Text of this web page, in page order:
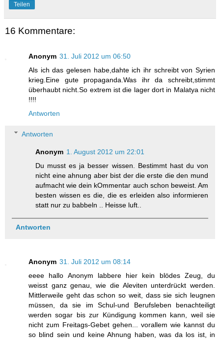
Teilen
16 Kommentare:
Anonym 31. Juli 2012 um 06:50
Als ich das gelesen habe,dahte ich ihr schreibt von Syrien
krieg.Eine gute propaganda.Was ihr da schreibt,stimmt
überhaubt nicht.So extrem ist die lager dort in Malatya nicht
!!!!
Antworten
Antworten
Anonym 1. August 2012 um 22:01
Du musst es ja besser wissen. Bestimmt hast du von
nicht eine ahnung aber bist der die erste die den mund
aufmacht wie dein kOmmentar auch schon beweist. Am
besten wissen es die, die es erleiden also informieren
statt nur zu babbeln .. Heisse luft..
Antworten
Anonym 31. Juli 2012 um 08:14
eeee hallo Anonym labbere hier kein blödes Zeug, du
weisst ganz genau, wie die Aleviten unterdrückt werden.
Mittlerweile geht das schon so weit, dass sie sich leugnen
müssen, da sie im Schul-und Berufsleben benachteiligt
werden sogar bis zur Kündigung kommen kann, weil sie
nicht zum Freitags-Gebet gehen... vorallem wie kannst du
so blind sein und keine Ahnung haben, was da los ist, in